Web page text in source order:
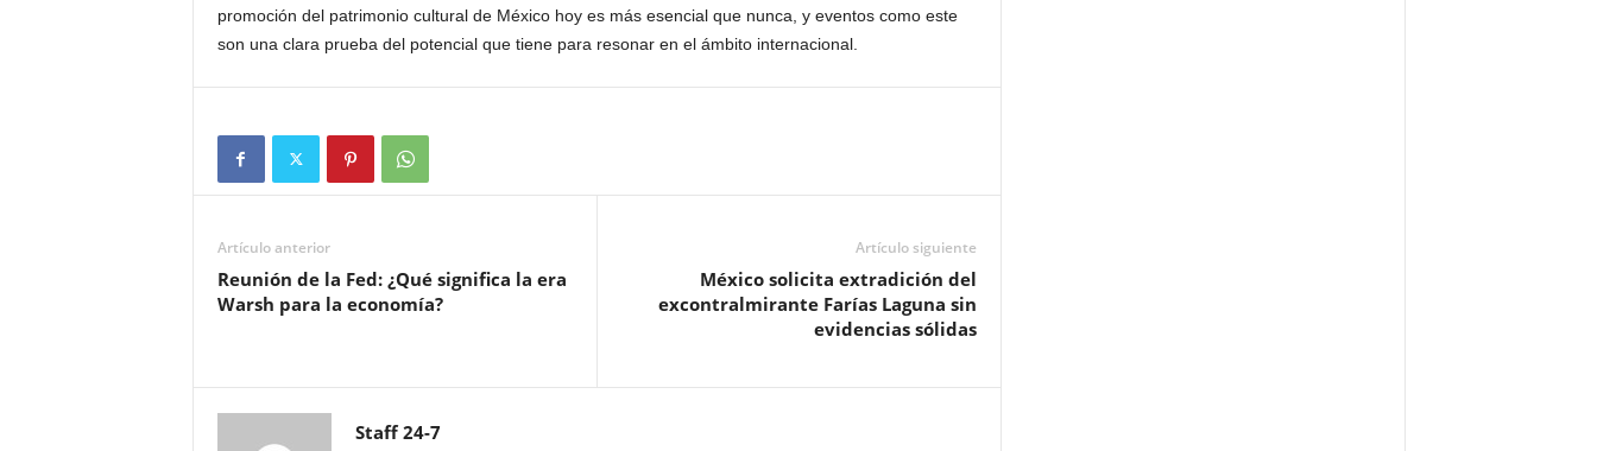
promoción del patrimonio cultural de México hoy es más esencial que nunca, y eventos como este
son una clara prueba del potencial que tiene para resonar en el ámbito internacional.
Artículo anterior
Reunión de la Fed: ¿Qué significa la era
Warsh para la economía?
Artículo siguiente
México solicita extradición del
excontralmirante Farías Laguna sin
evidencias sólidas
Staff 24-7